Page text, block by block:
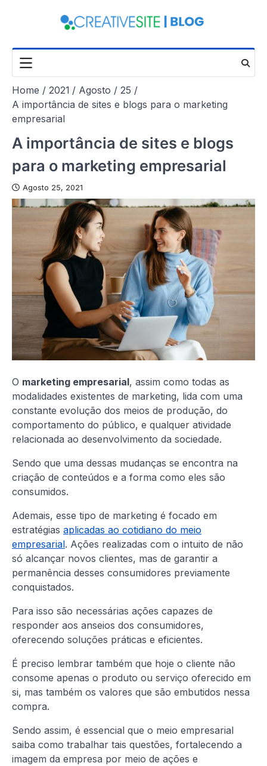
Home 2021 Agosto
25
A importância de sites e blogs para o marketing
empresarial
A importância de sites e blogs
para o marketing empresarial
Agosto 25, 2021
O marketing empresarial, assim como todas as
modalidades existentes de marketing, lida com uma
constante evolução dos meios de produção, do
comportamento do público, e qualquer atividade
relacionada ao desenvolvimento da sociedade.
Sendo que uma dessas mudanças se encontra na
criação de conteúdos e a forma como eles são
consumidos.
Ademais, esse tipo de marketing é focado em
estratégias aplicadas ao cotidiano do meio
empresarial. Ações realizadas com o intuito de não
só alcançar novos clientes, mas de garantir a
permanência desses consumidores previamente
conquistados.
Para isso são necessárias ações capazes de
responder aos anseios dos consumidores,
oferecendo soluções práticas e eficientes.
É preciso lembrar também que hoje o cliente não
consome apenas o produto ou serviço oferecido em
si, mas também os valores que são embutidos nessa
compra.
Sendo assim, é essencial que o meio empresarial
saiba como trabalhar tais questões, fortalecendo a
imagem da empresa por meio de ações e